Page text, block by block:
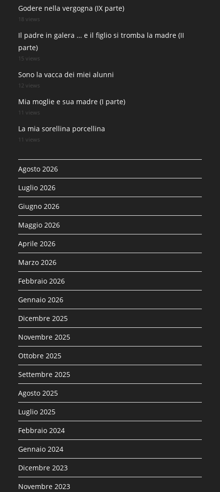
Godere nella vergogna (IX parte)
18 views
Il padre in galera … e il figlio si tromba la madre (II
parte)
15 views
Sono la vacca dei miei alunni
12 views
Mia moglie e sua madre (I parte)
11 views
La mia sorellina porcellina
11 views
Agosto 2026
Luglio 2026
Giugno 2026
Maggio 2026
Aprile 2026
Marzo 2026
Febbraio 2026
Gennaio 2026
Dicembre 2025
Novembre 2025
Ottobre 2025
Settembre 2025
Agosto 2025
Luglio 2025
Febbraio 2024
Gennaio 2024
Dicembre 2023
Novembre 2023